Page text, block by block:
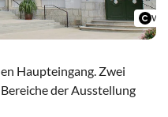
Haupteingang. Zwei
der Ausstellung